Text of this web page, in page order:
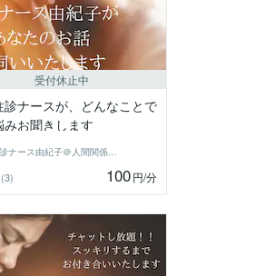
受付休止中
診ナースが、どんなことで
みお聞きします
往診ナース由紀子＠人間関係分析ルーム
(3) 100円/分